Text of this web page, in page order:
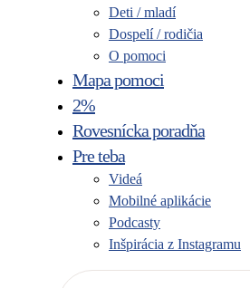
Deti / mladí
Dospelí / rodičia
O pomoci
Mapa pomoci
2%
Rovesnícka poradňa
Pre teba
Videá
Mobilné aplikácie
Podcasty
Inšpirácia z Instagramu